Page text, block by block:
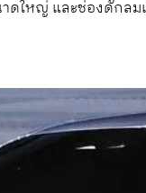
ดใหญ่ และช่องดักล